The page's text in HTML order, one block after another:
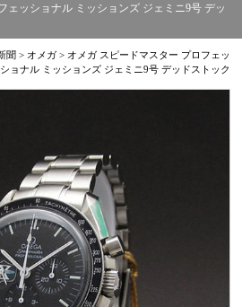
ェッショナル ミッションズ ジェミニ9号 デッ
聞 > オメガ> オメガ スピードマスター プロフェッ
ショナル ミッションズ ジェミニ9号 デッドストック